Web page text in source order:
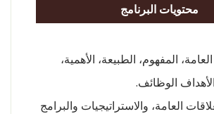
محتويات البرنامج
المفهوم، الطبيعة، الأهمية،
الوظائف.
العامة، والاستراتيجيات والبرامج